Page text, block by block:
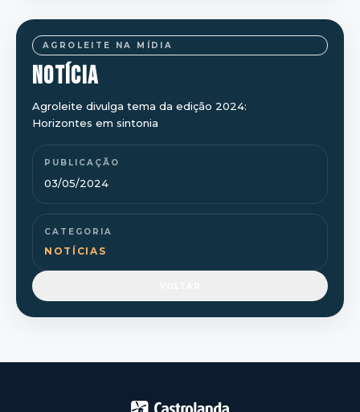
AGROLEITE NA MÍDIA
NOTÍCIA
Agroleite divulga tema da edição 2024:
Horizontes em sintonia
PUBLICAÇÃO
03/05/2024
CATEGORIA
NOTÍCIAS